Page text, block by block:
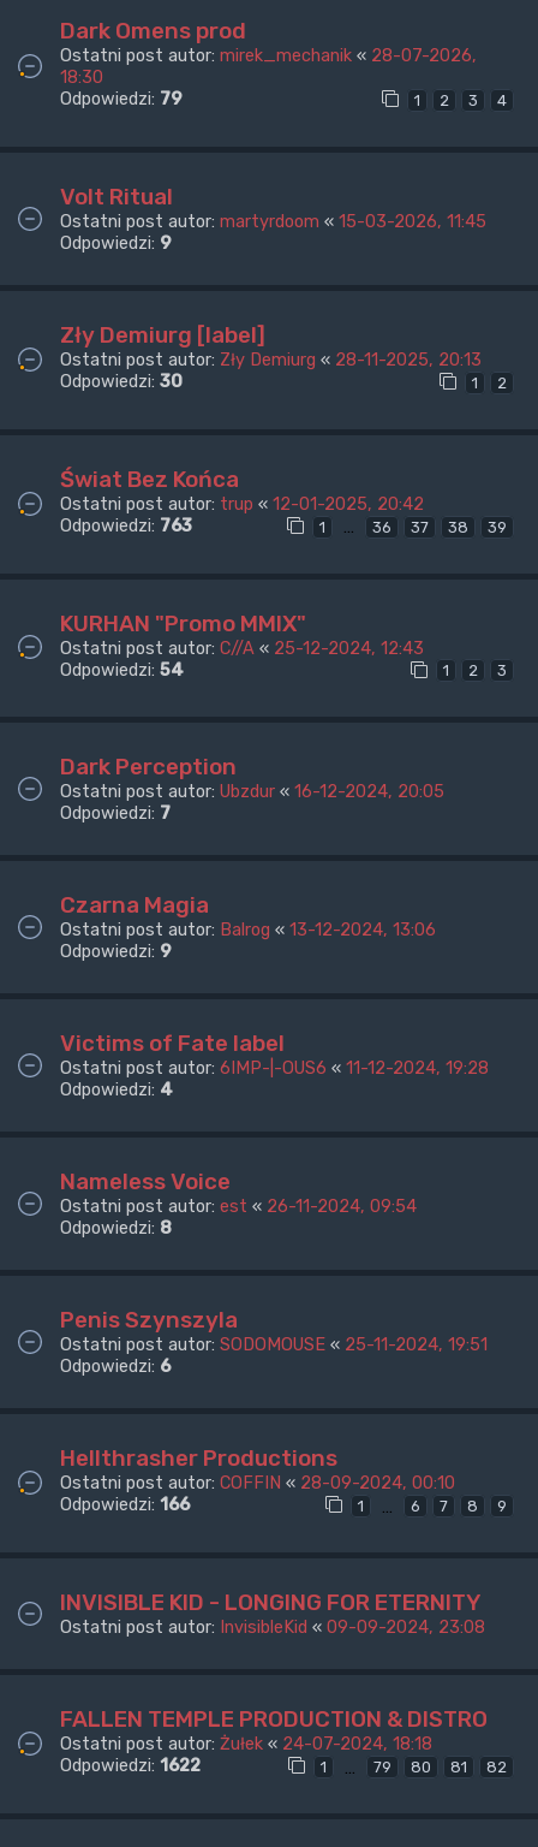
Dark Omens prod
Ostatni post autor: mirek_mechanik « 28-07-2026,
18:30
Odpowiedzi: 79 1 2 3 4
Volt Ritual
Ostatni post autor: martyrdoom « 15-03-2026, 11:45
Odpowiedzi: 9
Zły Demiurg [label]
Ostatni post autor: Zły Demiurg « 28-11-2025, 20:13
Odpowiedzi: 30 1 2
Świat Bez Końca
Ostatni post autor: trup « 12-01-2025, 20:42
Odpowiedzi: 763 1 … 36 37 38 39
KURHAN "Promo MMIX"
Ostatni post autor: C//A « 25-12-2024, 12:43
Odpowiedzi: 54 1 2 3
Dark Perception
Ostatni post autor: Ubzdur « 16-12-2024, 20:05
Odpowiedzi: 7
Czarna Magia
Ostatni post autor: Balrog « 13-12-2024, 13:06
Odpowiedzi: 9
Victims of Fate label
Ostatni post autor: 6IMP-|-OUS6 « 11-12-2024, 19:28
Odpowiedzi: 4
Nameless Voice
Ostatni post autor: est « 26-11-2024, 09:54
Odpowiedzi: 8
Penis Szynszyla
Ostatni post autor: SODOMOUSE « 25-11-2024, 19:51
Odpowiedzi: 6
Hellthrasher Productions
Ostatni post autor: COFFIN « 28-09-2024, 00:10
Odpowiedzi: 166 1 … 6 7 8 9
INVISIBLE KID - LONGING FOR ETERNITY
Ostatni post autor: InvisibleKid « 09-09-2024, 23:08
FALLEN TEMPLE PRODUCTION & DISTRO
Ostatni post autor: Żułek « 24-07-2024, 18:18
Odpowiedzi: 1622 1 79 80 81 82